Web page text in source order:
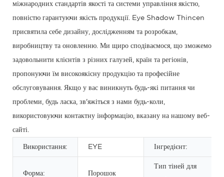
міжнародних стандартів якості та системи управління якістю,
повністю гарантуючи якість продукції. Eye Shadow Thincen
присвятила себе дизайну, дослідженням та розробкам,
виробництву та оновленню. Ми щиро сподіваємося, що зможемо
задовольнити клієнтів з різних галузей, країн та регіонів,
пропонуючи їм високоякісну продукцію та професійне
обслуговування. Якщо у вас виникнуть будь-які питання чи
проблеми, будь ласка, зв'яжіться з нами будь-коли,
використовуючи контактну інформацію, вказану на нашому веб-
сайті.
Використання: EYE Інгредієнт:
Форма: Порошок
Тип тіней для